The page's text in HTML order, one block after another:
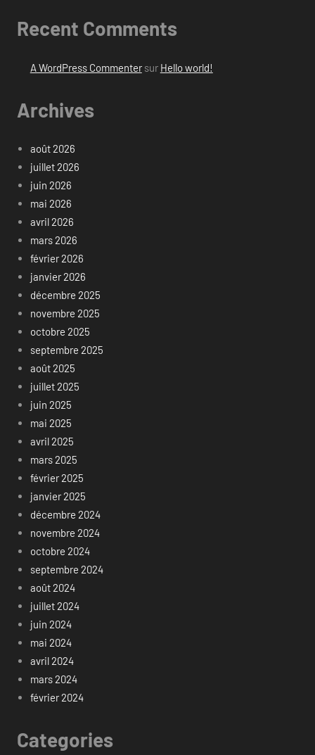
Recent Comments
A WordPress Commentersur Hello world!
Archives
août 2026
juillet 2026
juin 2026
mai 2026
avril 2026
mars 2026
février 2026
janvier 2026
décembre 2025
novembre 2025
octobre 2025
septembre 2025
août 2025
juillet 2025
juin 2025
mai 2025
avril 2025
mars 2025
février 2025
janvier 2025
décembre 2024
novembre 2024
octobre 2024
septembre 2024
août 2024
juillet 2024
juin 2024
mai 2024
avril 2024
mars 2024
février 2024
Categories